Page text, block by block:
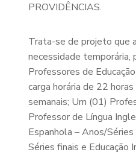
PROVIDÊNCIAS.
Trata-se de projeto que
necessidade temporária,
Professores de
carga horária de 22
semanais; Um (01)
Professor de Língua
Espanhola – Anos/
Séries finais e Educação